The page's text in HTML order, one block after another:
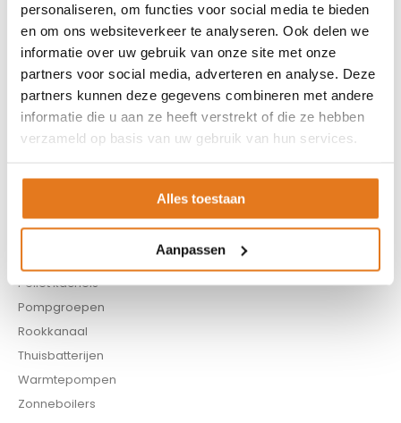
personaliseren, om functies voor social media te bieden
en om ons websiteverkeer te analyseren. Ook delen we
informatie over uw gebruik van onze site met onze
partners voor social media, adverteren en analyse. Deze
partners kunnen deze gegevens combineren met andere
informatie die u aan ze heeft verstrekt of die ze hebben
verzameld op basis van uw gebruik van hun services.
Alles toestaan
Aanpassen
Appendages
Boilers
Buffervaten
Controllers
CV haard
Kachels
Pellet kachels
Pompgroepen
Rookkanaal
Thuisbatterijen
Warmtepompen
Zonneboilers